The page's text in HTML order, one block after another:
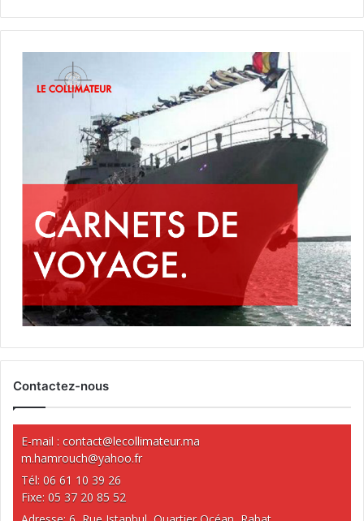
Contactez-nous
E-mail : contact@lecollimateur.ma
m.hamrouch@yahoo.fr
Tél: 06 61 10 39 26
Fixe: 05 37 20 85 52